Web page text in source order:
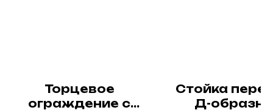
Торцевое
ограждение с
Стойка
Д-